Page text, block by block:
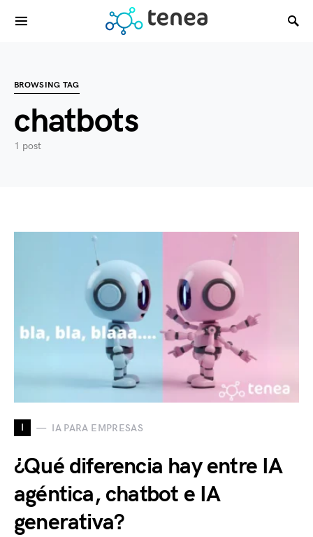
BROWSING TAG
chatbots
1 post
I IA PARA EMPRESAS
¿Qué diferencia hay entre IA
agéntica, chatbot e IA
generativa?